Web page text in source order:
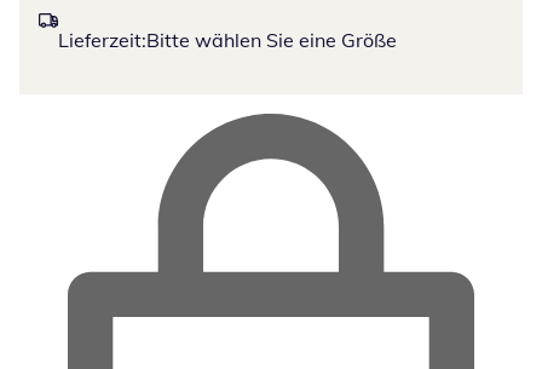
Lieferzeit:Bitte wählen Sie eine Größe